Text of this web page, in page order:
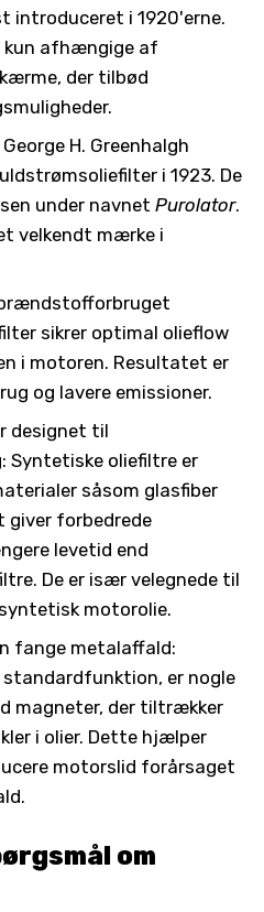
introduceret i 1920'erne.
kun afhængige af
der tilbød
H. Greenhalgh
i 1923. De
under navnet Purolator.
velkendt mærke i
sikrer optimal olieflow
i motoren. Resultatet er
og lavere emissioner.
designet til
Syntetiske oliefiltre er
såsom glasfiber
giver forbedrede
levetid end
De er især velegnede til
motorolie.
fange metalaffald:
standardfunktion, er nogle
magneter, der tiltrækker
i olier. Dette hjælper
motorslid forårsaget
om